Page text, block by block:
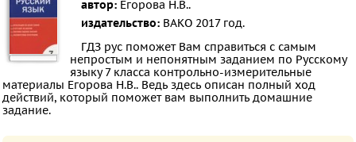
7
8
11
автор: Егорова Н.В..
издательство: ВАКО2017 год.
ГДЗ рус поможет Вам справиться с самым
непростым и непонятным заданием по Русскому
языку 7 класса контрольно-измерительные
материалы Егорова Н.В.. Ведь здесь описан полный ход
действий, который поможет вам выполнить домашние
задание.